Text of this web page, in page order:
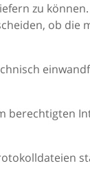
zu
ob die
berechtigten